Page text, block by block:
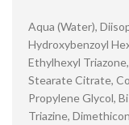
Aqua (Water),
Hydroxybenzoyl
Ethylhexyl
Stearate Citrate,
Propylene Glycol,
Triazine,